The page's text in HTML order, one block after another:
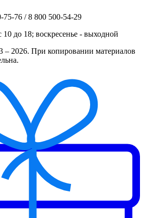
75-76 / 8 800 500-54-29
10 до 18; воскресенье - выходной
– 2026. При копировании материалов